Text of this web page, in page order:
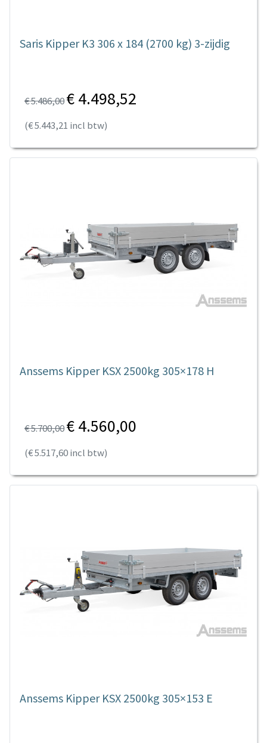
Saris Kipper K3 306 x 184 (2700 kg) 3-zijdig
€ 5.486,00€ 4.498,52
(€ 5.443,21 incl btw)
Anssems Kipper KSX 2500kg 305×178 H
€ 5.700,00€ 4.560,00
(€ 5.517,60 incl btw)
Anssems Kipper KSX 2500kg 305×153 E